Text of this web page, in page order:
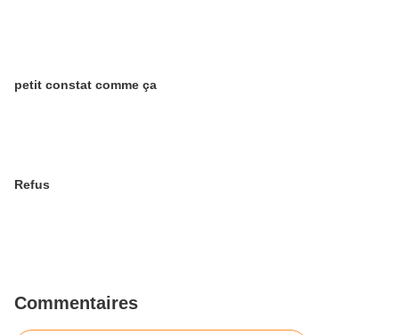
petit constat comme ça
Refus
Commentaires